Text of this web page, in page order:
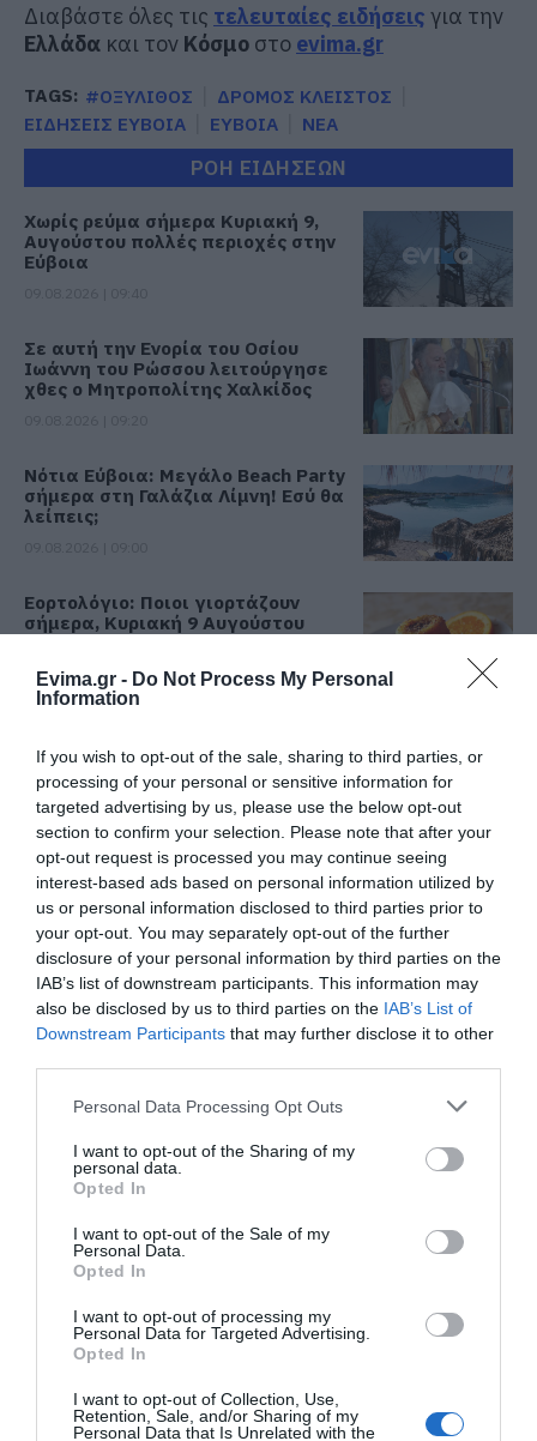
Evima.gr - Do Not Process My Personal
Information
If you wish to opt-out of the sale, sharing to third parties, or
processing of your personal or sensitive information for
targeted advertising by us, please use the below opt-out
section to confirm your selection. Please note that after your
opt-out request is processed you may continue seeing
interest-based ads based on personal information utilized by
us or personal information disclosed to third parties prior to
your opt-out. You may separately opt-out of the further
disclosure of your personal information by third parties on the
IAB’s list of downstream participants. This information may
also be disclosed by us to third parties on the IAB’s List of
Downstream Participants that may further disclose it to other
Please note that this website/app uses one or more Google
not limited to your visit or usage behaviour. You may click to
grant or deny consent to Google and its third-party tags to
use your data for below specified purposes in below Google
consent section.
Personal Data Processing Opt Outs
I want to opt-out of the Sharing of my
personal data.
Opted In
I want to opt-out of the Sale of my
Personal Data.
Opted In
I want to opt-out of processing my
Personal Data for Targeted Advertising.
Opted In
I want to opt-out of Collection, Use,
Retention, Sale, and/or Sharing of my
Personal Data that Is Unrelated with the
Διαβάστε όλες τις τελευταίες ειδήσεις για την
Ελλάδα και τον Κόσμο στο evima.gr
TAGS: #ΟΞΥΛΙΘΟΣ
ΔΡΟΜΟΣ ΚΛΕΙΣΤΟΣ
ΕΙΔΗΣΕΙΣ ΕΥΒΟΙΑ
ΕΥΒΟΙΑ ΝΕΑ
ΡΟΗ ΕΙΔΗΣΕΩΝ
Χωρίς ρεύμα σήμερα Κυριακή 9,
Αυγούστου πολλές περιοχές στην
Εύβοια
Σε αυτή την Ενορία του Οσίου
Ιωάννη του Ρώσσου λειτούργησε
χθες ο Μητροπολίτης Χαλκίδος
Νότια Εύβοια: Μεγάλο Beach Party
σήμερα στη Γαλάζια Λίμνη! Εσύ θα
λείπεις;
Εορτολόγιο: Ποιοι γιορτάζουν
σήμερα, Κυριακή 9 Αυγούστου
μποφόρ σήμερα στην Εύβοια
09.08.2026 | 08:20
«Κόκκινος» συναγερμός σήμερα
στην Εύβοια – Τι απαγορεύεται
09.08.2026 | 08:00
Φωτιά στην Εύβοια σε ξερά χόρτα
09.08.2026 | 00:10
Ρίγη συγκίνησης στην Εύβοια! Η
στη μεγάλη πανήγυρη της
Μεταμορφώσεως
08.08.2026 | 21:00
Φάνης Σπανός: 500.000 € για την
ενεργειακή αναβάθμιση του 4ου
08.08.2026 | 20:40
χωματερές – Έρχονται πρόστιμα
χωρίς εξαιρέσεις
Όλες οι τελευταίες ειδήσεις
ΠΕΡΙΣΣΟΤΕΡΑ ΑΠΟ ΕΙΔΗΣΕΙΣ ΕΥΒΟΙΑ
Κυριακή 9, Αυγούστου
πολλές περιοχές στην
Εύβοια
Οσίου Ιωάννη του
Ρώσσου λειτούργησε